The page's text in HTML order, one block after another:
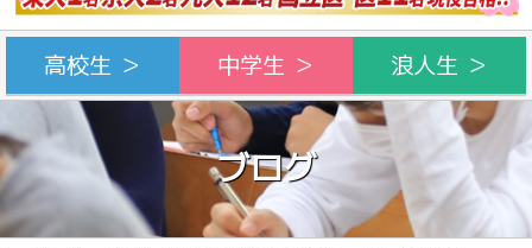
高校生 ＞ 中学生 ＞ 浪人生 ＞
ブログ